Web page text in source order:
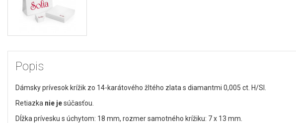
Popis
Dámsky prívesok krížik zo 14-karátového žltého zlata s diamantmi 0,005 ct. H/SI.
Retiazka nie jesúčasťou.
Dĺžka prívesku s úchytom: 18 mm, rozmer samotného krížiku: 7 x 13 mm.